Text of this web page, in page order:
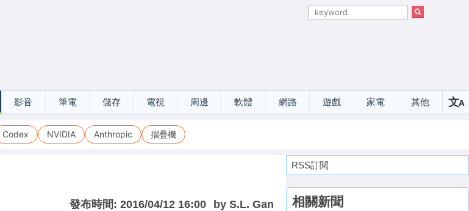
影音 筆電 儲存 電視 周邊 軟體 網路 遊戲 家電 其他 文A
Codex NVIDIA Anthropic 摺疊機
發布時間: 2016/04/12 16:00 by S.L. Gan
RSS訂閱
相關新聞